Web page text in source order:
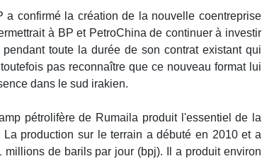
a confirmé la création de la nouvelle coentreprise
à BP et PetroChina de continuer à investir
toute la durée de son contrat existant qui
pas reconnaître que ce nouveau format lui
dans le sud irakien.
pétrolifère de Rumaila produit l'essentiel de la
La production sur le terrain a débuté en 2010 et a
millions de barils par jour (bpj). Il a produit environ